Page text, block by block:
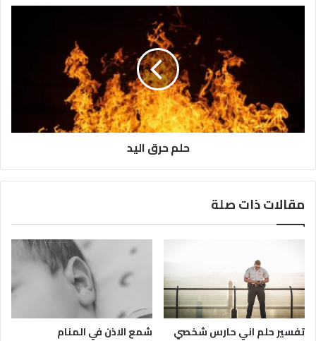
حلم حرق اليد
مقالات ذات صلة
تفسير حلم اني حارس شخصي شمع الاذن في المنام